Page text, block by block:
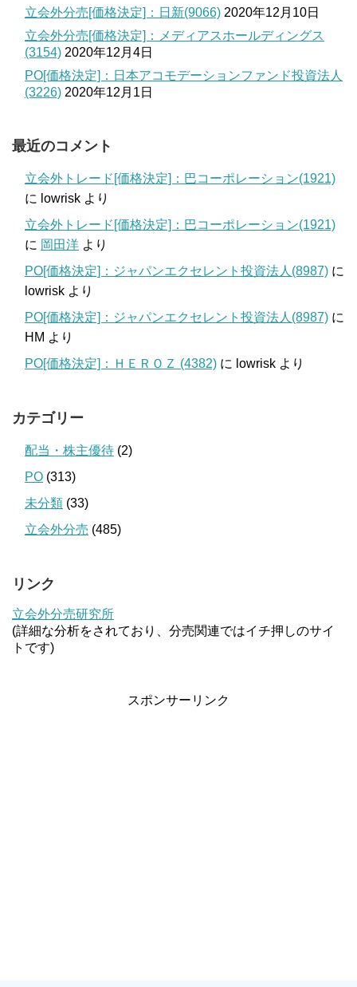
立会外分売[価格決定]：日新(9066) 2020年12月10日
立会外分売[価格決定]：メディアスホールディングス
(3154) 2020年12月4日
PO[価格決定]：日本アコモデーションファンド投資法人
(3226) 2020年12月1日
最近のコメント
立会外トレード[価格決定]：巴コーポレーション(1921)
に lowrisk より
立会外トレード[価格決定]：巴コーポレーション(1921)
に 岡田洋 より
PO[価格決定]：ジャパンエクセレント投資法人(8987) に
lowrisk より
PO[価格決定]：ジャパンエクセレント投資法人(8987) に
HM より
PO[価格決定]：ＨＥＲＯＺ (4382) に lowrisk より
カテゴリー
配当・株主優待 (2)
PO (313)
未分類 (33)
立会外分売 (485)
リンク
立会外分売研究所
(詳細な分析をされており、分売関連ではイチ押しのサイ
トです)
スポンサーリンク